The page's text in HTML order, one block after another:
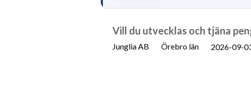
Vill du utvecklas och tjäna
Junglia AB Örebro län 2026-09-